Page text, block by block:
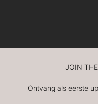
JOIN
Ontvang als eerste